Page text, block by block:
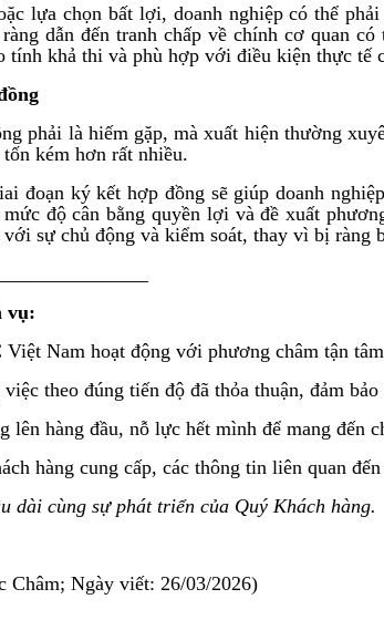
lựa chọn bất lợi, doanh nghiệp có thể
dẫn đến tranh chấp về chính cơ quan
tính khả thi và phù hợp với điều kiện thực tế
phải là hiếm gặp, mà xuất hiện thường
kém hơn rất nhiều.
đoạn ký kết hợp đồng sẽ giúp doanh
độ cân bằng quyền lợi và đề xuất
sự chủ động và kiểm soát, thay vì bị ràng
vụ:
Nam hoạt động với phương châm tận
theo đúng tiến độ đã thỏa thuận, đảm
lên hàng đầu, nỗ lực hết mình để mang đến
hàng cung cấp, các thông tin liên quan
dài cùng sự phát triển của Quý Khách hàng.
Ngày viết: 26/03/2026)